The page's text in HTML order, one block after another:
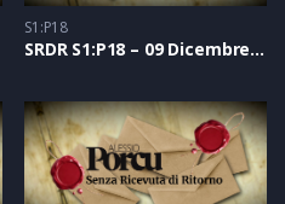
S1:P18
SRDR S1:P18 – 09 Dicembre 2020